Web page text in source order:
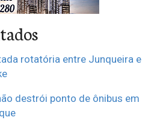
rotatória entre Junqueira e
destrói ponto de ônibus em